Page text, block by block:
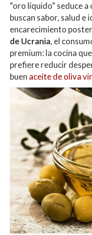
“oro líquido” seduce
buscan sabor, salud e
encarecimiento
de Ucrania, el
premium: la cocina
prefiere reducir
buen aceite de oliva